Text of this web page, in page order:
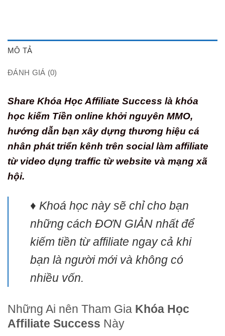
MÔ TẢ
ĐÁNH GIÁ (0)
Share Khóa Học Affiliate Success là khóa
học kiếm Tiền online khởi nguyên MMO,
hướng dẫn bạn xây dựng thương hiệu cá
nhân phát triển kênh trên social làm affiliate
từ video dụng traffic từ website và mạng xã
hội.
♦ Khoá học này sẽ chỉ cho bạn
những cách ĐƠN GIẢN nhất để
kiếm tiền từ affiliate ngay cả khi
bạn là người mới và không có
nhiều vốn.
Những Ai nên Tham Gia Khóa Học
Affiliate Success Này